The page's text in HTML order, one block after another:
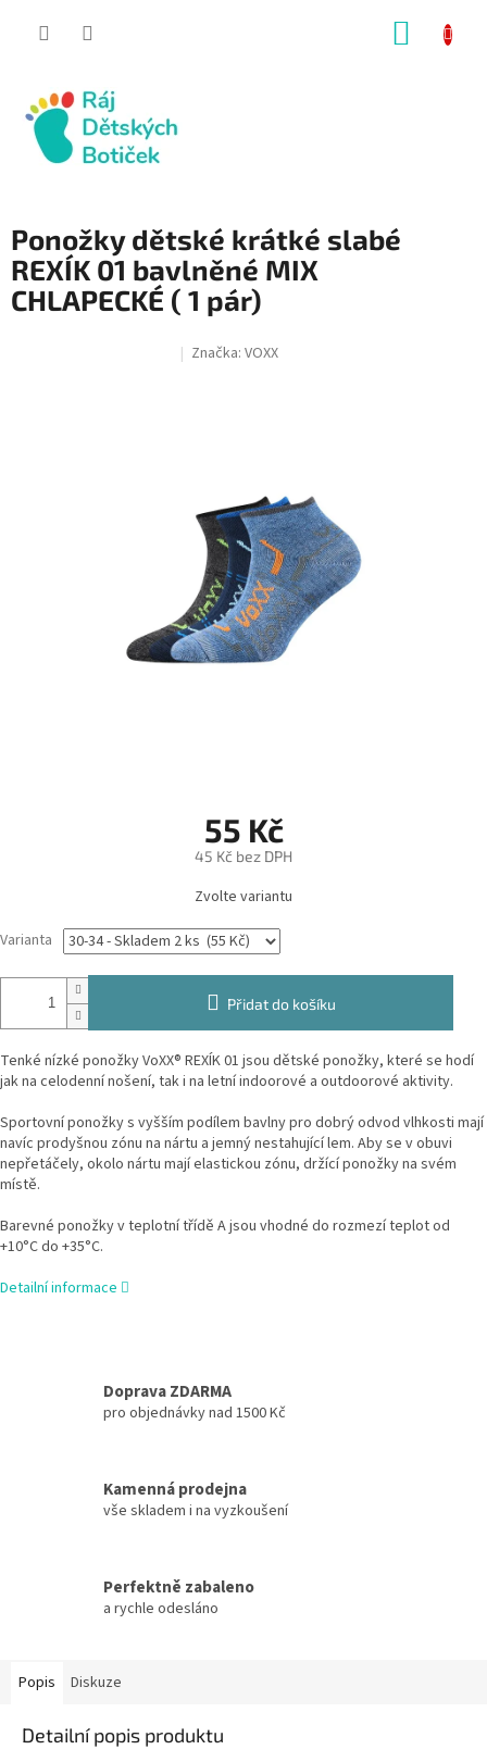
Ponožky dětské krátké slabé
REXÍK 01 bavlněné MIX
CHLAPECKÉ ( 1 pár)
Značka: VOXX
55 Kč
45 Kč bez DPH
Měrná
cena:
Zvolte variantu
Varianta
Přidat do košíku
Tenké nízké ponožky VoXX® REXÍK 01 jsou dětské ponožky, které se hodí
jak na celodenní nošení, tak i na letní indoorové a outdoorové aktivity.
Sportovní ponožky s vyšším podílem bavlny pro dobrý odvod vlhkosti mají
navíc prodyšnou zónu na nártu a jemný nestahující lem. Aby se v obuvi
nepřetáčely, okolo nártu mají elastickou zónu, držící ponožky na svém
místě.
Barevné ponožky v teplotní třídě A jsou vhodné do rozmezí teplot od
+10°C do +35°C.
Detailní informace
Doprava ZDARMA
pro objednávky nad 1500 Kč
Kamenná prodejna
vše skladem i na vyzkoušení
Perfektně zabaleno
a rychle odesláno
Popis Diskuze
Detailní popis produktu